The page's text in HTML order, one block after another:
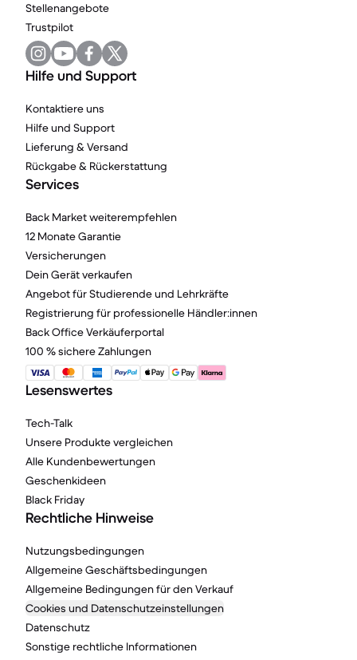
Stellenangebote
Trustpilot
Hilfe und Support
Kontaktiere uns
Hilfe und Support
Lieferung & Versand
Rückgabe & Rückerstattung
Services
Back Market weiterempfehlen
12 Monate Garantie
Versicherungen
Dein Gerät verkaufen
Angebot für Studierende und Lehrkräfte
Registrierung für professionelle Händler:innen
Back Office Verkäuferportal
100 % sichere Zahlungen
Lesenswertes
Tech-Talk
Unsere Produkte vergleichen
Alle Kundenbewertungen
Geschenkideen
Black Friday
Rechtliche Hinweise
Nutzungsbedingungen
Allgemeine Geschäftsbedingungen
Allgemeine Bedingungen für den Verkauf
Cookies und Datenschutzeinstellungen
Datenschutz
Sonstige rechtliche Informationen